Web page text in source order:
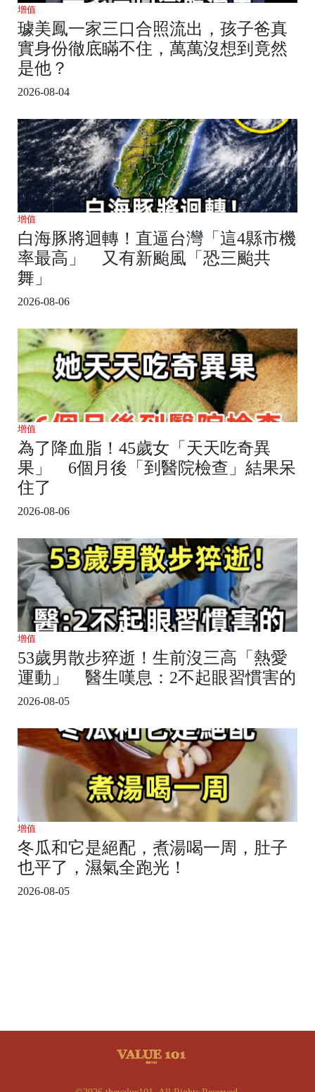
增值
璩美鳳一家三口合照流出，孩子爸真
實身份徹底瞞不住，萬萬沒想到竟然
是他？
2026-08-04
增值
白海豚將迴轉！直逼台灣「這4縣市機
率最高」 又有新颱風「恐三颱共
舞」
2026-08-06
增值
為了降血脂！45歲女「天天吃奇異
果」 6個月後「到醫院檢查」結果呆
住了
2026-08-06
增值
53歲男散步猝逝！生前沒三高「熱愛
運動」 醫生嘆息：2不起眼習慣害的
2026-08-05
增值
冬瓜和它是絕配，煮湯喝一周，肚子
也平了，濕氣全跑光！
2026-08-05